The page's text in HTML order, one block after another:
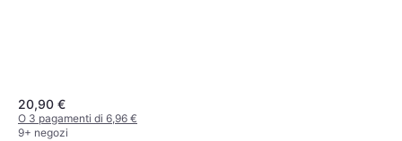
20,90 €
O 3 pagamenti di 6,96 €
9+ negozi